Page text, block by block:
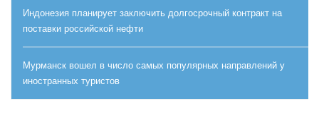
Индонезия планирует заключить долгосрочный контракт на
поставки российской нефти
Мурманск вошел в число самых популярных направлений у
иностранных туристов